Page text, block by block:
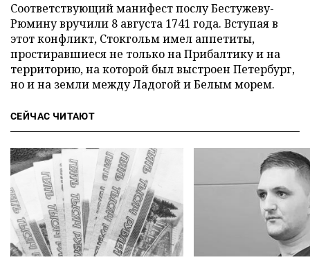
Соответствующий манифест послу Бестужеву-
Рюмину вручили 8 августа 1741 года. Вступая в
этот конфликт, Стокгольм имел аппетиты,
простиравшиеся не только на Прибалтику и на
территорию, на которой был выстроен Петербург,
но и на земли между Ладогой и Белым морем.
СЕЙЧАС ЧИТАЮТ